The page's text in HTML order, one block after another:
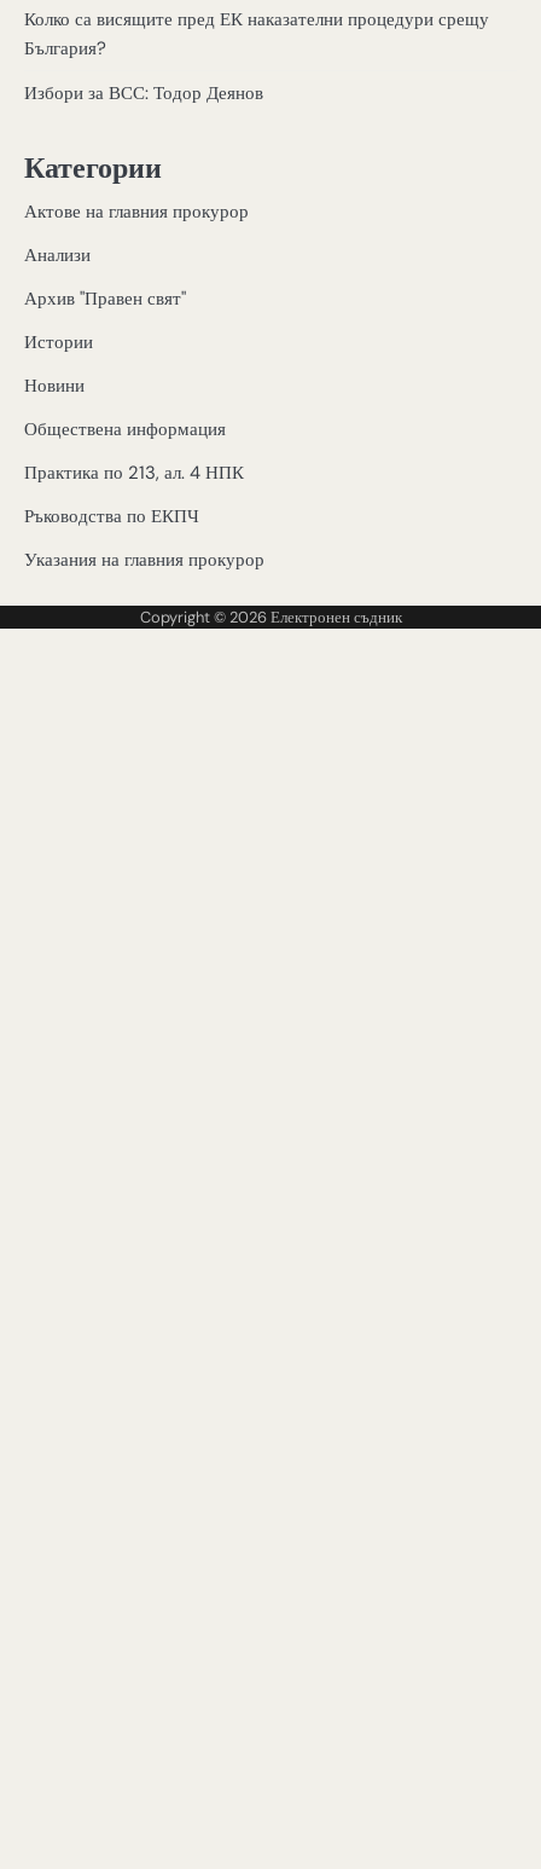
Колко са висящите пред ЕК наказателни процедури срещу
България?
Избори за ВСС: Тодор Деянов
Категории
Актове на главния прокурор
Анализи
Архив "Правен свят"
Истории
Новини
Обществена информация
Практика по 213, ал. 4 НПК
Ръководства по ЕКПЧ
Указания на главния прокурор
Copyright © 2026Електронен съдник